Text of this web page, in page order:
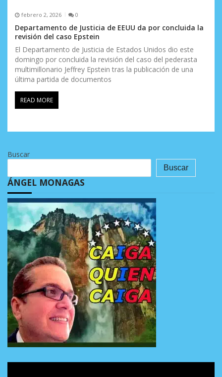
febrero 2, 2026 0
Departamento de Justicia de EEUU da por concluida la
revisión del caso Epstein
El Departamento de Justicia de Estados Unidos dio este
domingo por concluida la revisión del caso del pederasta
multimillonario Jeffrey Epstein tras la publicación de una
última partida de documentos
READ MORE
Buscar
Buscar
ÁNGEL MONAGAS